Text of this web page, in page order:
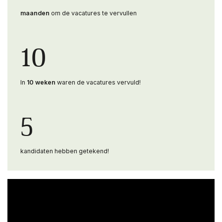
maanden om de vacatures te vervullen
10
In 10 weken waren de vacatures vervuld!
5
kandidaten hebben getekend!